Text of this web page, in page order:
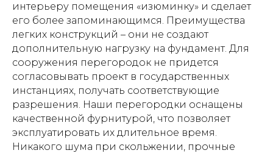
интерьеру помещения «изюминку» и сделает
его более запоминающимся. Преимущества
легких конструкций – они не создают
дополнительную нагрузку на фундамент. Для
сооружения перегородок не придется
согласовывать проект в государственных
инстанциях, получать соответствующие
разрешения. Наши перегородки оснащены
качественной фурнитурой, что позволяет
эксплуатировать их длительное время.
Никакого шума при скольжении, прочные